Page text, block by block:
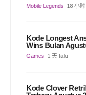
Mobile Legends 18 小
Kode Longest
Wins Bulan
Games 1 天 lalu
Kode Clover